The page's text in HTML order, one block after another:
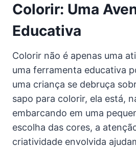
Colorir: Uma
Educativa
Colorir não é apenas uma
uma ferramenta educativa
uma criança se debruça
sapo para colorir, ela está,
embarcando em uma
escolha das cores, a
criatividade envolvida